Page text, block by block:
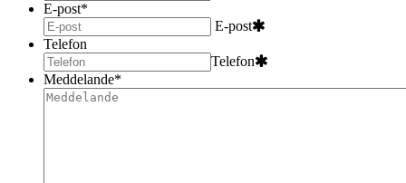
E-post*
E-post
Telefon
Telefon
Meddelande*